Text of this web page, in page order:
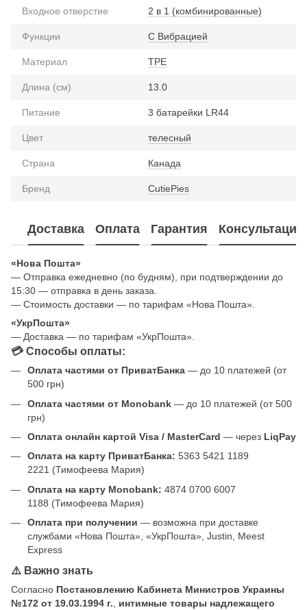
Входное отверстие 2 в 1 (комбинированные)
Функции С Вибрацией
Материал TPE
Длина (см) 13.0
Питание 3 батарейки LR44
Цвет телесный
Страна Канада
Бренд CutiePies
Доставка Оплата Гарантия Консультация
«Нова Пошта»
— Отправка ежедневно (по будням), при подтверждении до
15:30 — отправка в день заказа.
— Стоимость доставки — по тарифам «Нова Пошта».
«УкрПошта»
— Доставка — по тарифам «УкрПошта».
💳 Способы оплаты:
Оплата частями от ПриватБанка — до 10 платежей (от
500 грн)
Оплата частями от Monobank — до 10 платежей (от 500
грн)
Оплата онлайн картой Visa / MasterCard — через LiqPay
Оплата на карту ПриватБанка: 5363 5421 1189
2221 (Тимофеева Мария)
Оплата на карту Monobank: 4874 0700 6007
1188 (Тимофеева Мария)
Оплата при получении — возможна при доставке
службами «Нова Пошта», «УкрПошта», Justin, Meest
Express
⚠️ Важно знать
Согласно Постановлению Кабинета Министров Украины
№172 от 19.03.1994 г.
интимные товары надлежащего